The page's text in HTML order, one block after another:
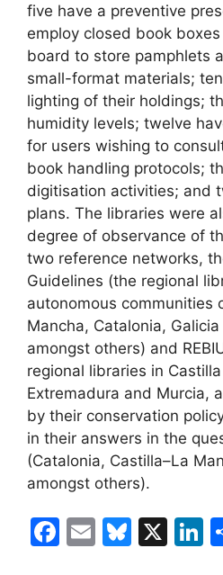
five have a preventive
employ closed book
board to store pamphlets
small-format materials;
lighting of their holdings;
humidity levels; twelve
for users wishing to
book handling protocols;
digitisation activities; and
plans. The libraries were
degree of observance of
two reference networks,
Guidelines (the regional
autonomous communities
Mancha, Catalonia,
amongst others) and
regional libraries in
Extremadura and Murcia,
by their conservation
in their answers in the
(Catalonia, Castilla–La
amongst others).
F
E
Bl X